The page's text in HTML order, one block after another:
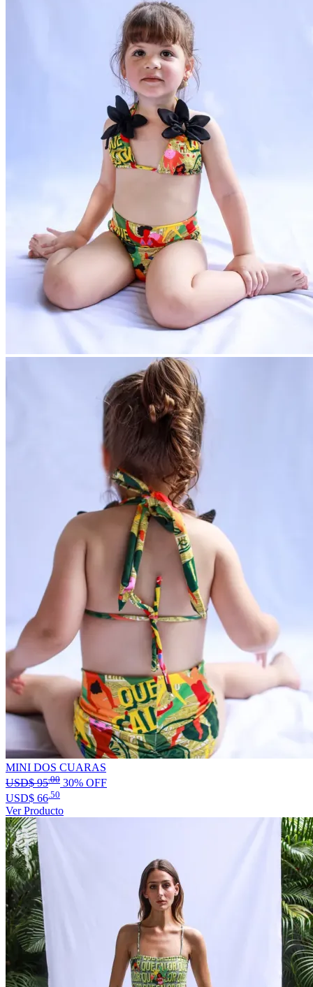
MINI DOS CUARAS
USD$95.00 30% OFF
USD$ 66 .50
Ver Producto